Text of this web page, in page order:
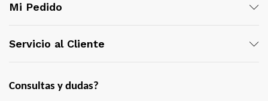
Mi Pedido
Servicio al Cliente
Consultas y dudas?